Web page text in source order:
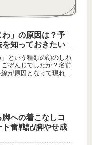
わ」の原因は？予
を知っておきたい
」という種類の顔のしわ
ぞんじでしたか？名前
が原因となって現れる
脚への着こなしコ
ト奮戦記/脚やせ成